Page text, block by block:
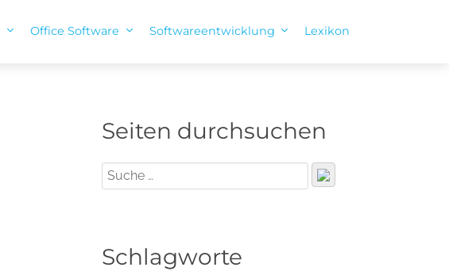
Office Software Softwareentwicklung Lexikon
Seiten durchsuchen
Schlagworte